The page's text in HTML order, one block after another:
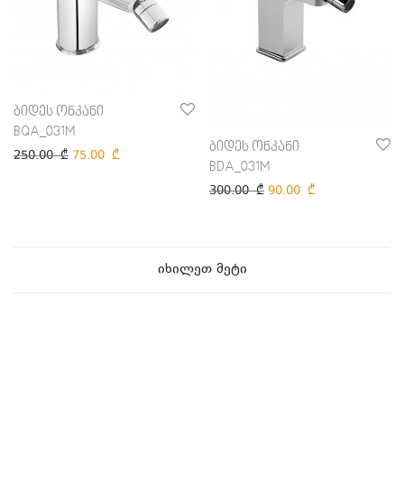
ბიდეს ონკანი
BQA_031M
250.00₾ 75.00 ₾
ბიდეს ონკანი
BDA_031M
300.00₾ 90.00 ₾
იხილეთ მეტი